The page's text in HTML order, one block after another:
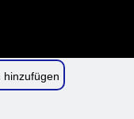
hinzufügen